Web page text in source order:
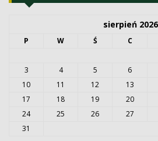
sierpień 2026
P W Ś C
3
4 5 6
10
11 12 13
17
18 19 20
24
25 26 27
31